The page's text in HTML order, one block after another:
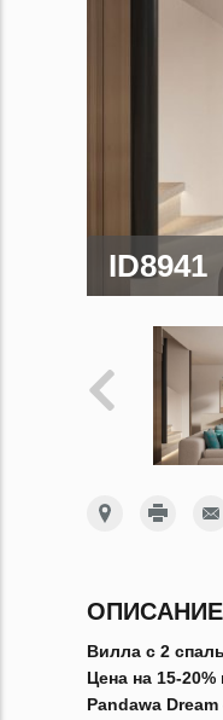
ID8941
Вилла с 2
Цена на 15-
Pandawa